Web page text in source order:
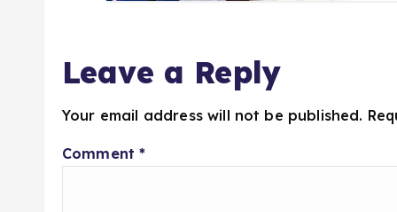
Leave a Reply
Your email address will not be published.
Comment*